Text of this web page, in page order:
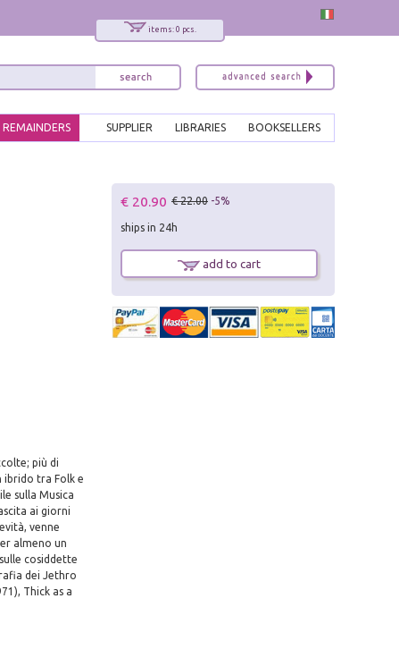
items: 0 pcs.
BOOKSELLERS
LIBRARIES
SUPPLIER
REMAINDERS
più di
ibrido tra Folk e
sulla Musica
ai giorni
venne
almeno un
cosiddette
dei Jethro
Thick as a
€ 20.90 € 22.00 -5%
ships in 24h
add to cart
x
Interessato ai nostri libri?
Sarai informato delle nostre novità, potrai
comunque cancellarti quando desideri.
modulo di iscrizione